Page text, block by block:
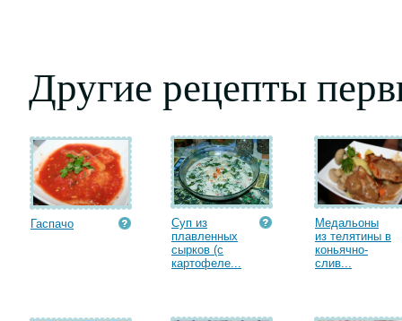
Другие рецепты
Гаспачо
Суп из
плавленных
сырков (с
картофеле...
Медальоны
из телятины в
коньячно-
слив...